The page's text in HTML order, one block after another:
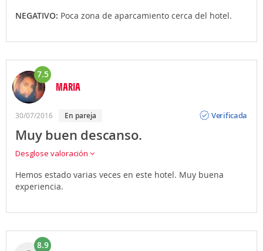
NEGATIVO: Poca zona de aparcamiento cerca del hotel.
7.5
MARIA
30/07/2016 en pareja
Verificada
Muy buen descanso.
Desglose valoración
Hemos estado varias veces en este hotel. Muy buena
experiencia.
8.9